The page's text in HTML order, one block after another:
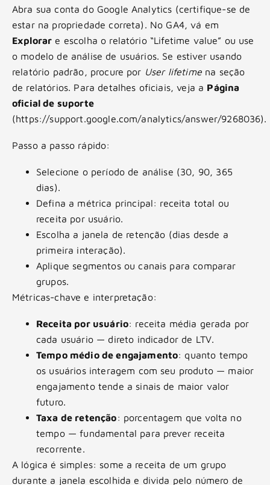
Abra sua conta do Google Analytics (certifique-se de
estar na propriedade correta). No GA4, vá em
Explorar e escolha o relatório “Lifetime value” ou use
o modelo de análise de usuários. Se estiver usando
relatório padrão, procure por User lifetimena seção
de relatórios. Para detalhes oficiais, veja a Página
oficial de suporte
(https://support.google.com/analytics/answer/9268036).
Passo a passo rápido:
Selecione o período de análise (30, 90, 365
dias).
Defina a métrica principal: receita total ou
receita por usuário.
Escolha a janela de retenção (dias desde a
primeira interação).
Aplique segmentos ou canais para comparar
grupos.
Métricas-chave e interpretação:
Receita por usuário: receita média gerada por
cada usuário — direto indicador de LTV.
Tempo médio de engajamento: quanto tempo
os usuários interagem com seu produto — maior
engajamento tende a sinais de maior valor
futuro.
Taxa de retenção: porcentagem que volta no
tempo — fundamental para prever receita
recorrente.
A lógica é simples: some a receita de um grupo
durante a janela escolhida e divida pelo número de